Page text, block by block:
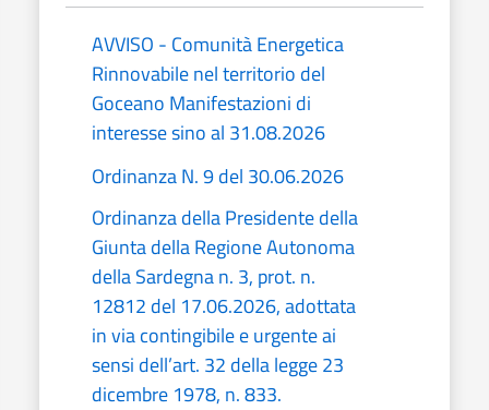
AVVISO - Comunità Energetica
Rinnovabile nel territorio del
Goceano Manifestazioni di
interesse sino al 31.08.2026
Ordinanza N. 9 del 30.06.2026
Ordinanza della Presidente della
Giunta della Regione Autonoma
della Sardegna n. 3, prot. n.
12812 del 17.06.2026, adottata
in via contingibile e urgente ai
sensi dell’art. 32 della legge 23
dicembre 1978, n. 833.